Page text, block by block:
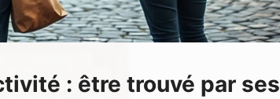
: être trouvé par ses